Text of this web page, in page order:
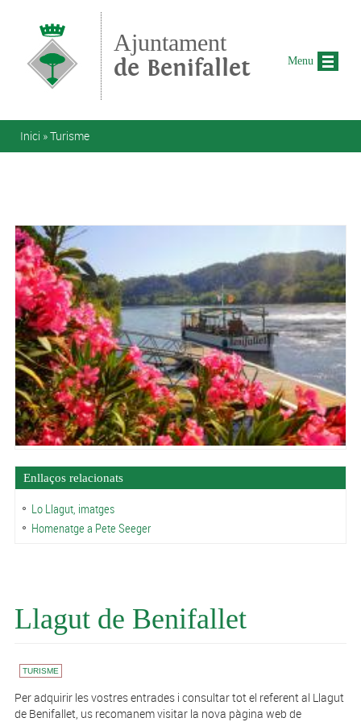
Ajuntament
de Benifallet
Esteu aquí
Inici »Turisme
Enllaços relacionats
Lo Llagut, imatges
Homenatge a Pete Seeger
Llagut de Benifallet
TURISME
Per adquirir les vostres entrades i consultar tot el referent al Llagut
de Benifallet, us recomanem visitar la nova pàgina web de
Menu